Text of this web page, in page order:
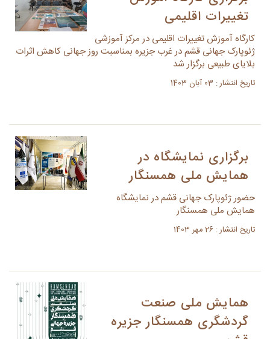
تغییرات اقلیمی
کارگاه آموزش تغییرات اقلیمی در مرکز آموزشی
ژئوپارک جهانی قشم در غرب جزیره بمناسبت روز جهانی کاهش اثرات
بلایای طبیعی برگزار شد
تاریخ انتشار : 03 آبان 1403
برگزاری نمایشگاه در
همایش ملی همسنگار
حضور ژئوپارک جهانی قشم در نمایشگاه
همایش ملی همسنگار
تاریخ انتشار : 26 مهر 1403
همایش ملی صنعت
گردشگری همسنگار جزیره